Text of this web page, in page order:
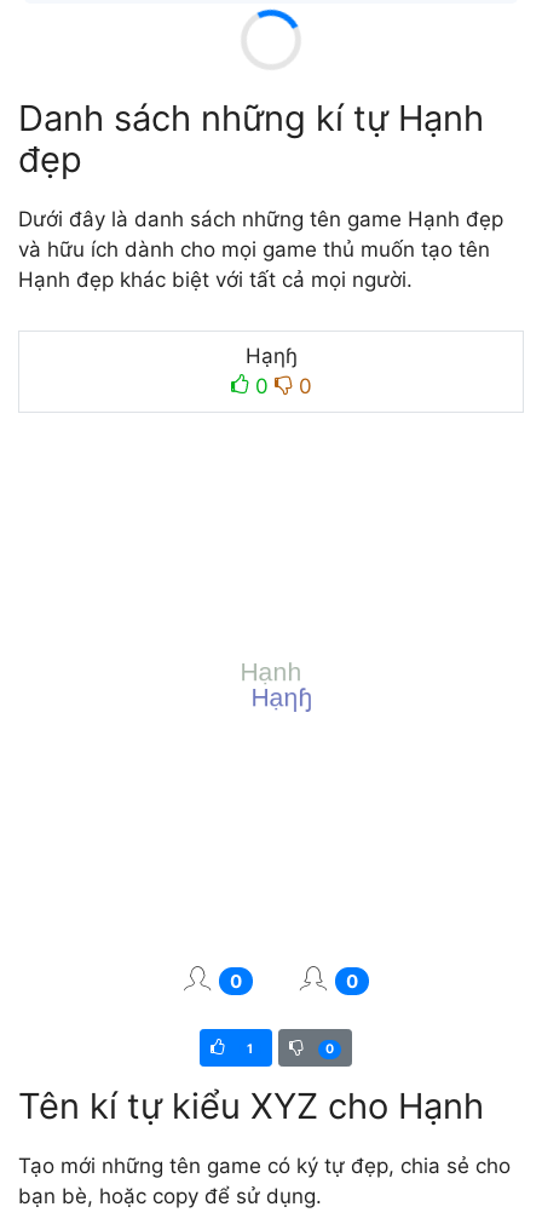
Danh sách những kí tự Hạnh
đẹp
Dưới đây là danh sách những tên game Hạnh đẹp
và hữu ích dành cho mọi game thủ muốn tạo tên
Hạnh đẹp khác biệt với tất cả mọi người.
Hạηɧ
0
0
0 0
1 0
Tên kí tự kiểu XYZ cho Hạnh
Tạo mới những tên game có ký tự đẹp, chia sẻ cho
bạn bè, hoặc copy để sử dụng.